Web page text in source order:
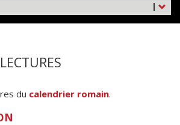
|
du calendrier romain.